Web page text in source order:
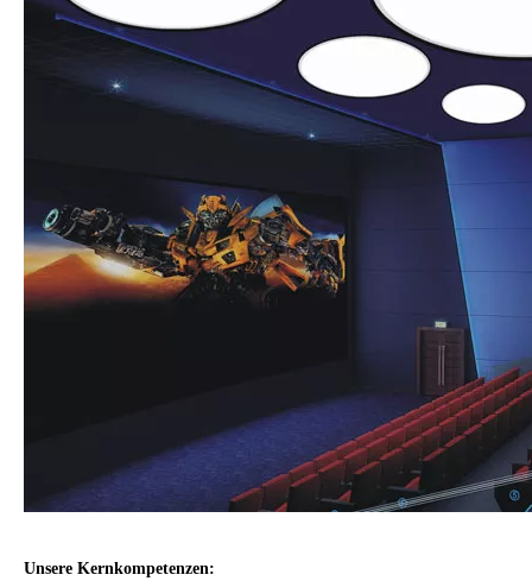
Unsere Kernkompetenzen: